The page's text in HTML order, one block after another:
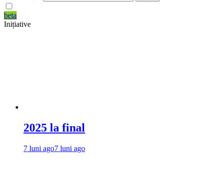
beta
Inițiative
2025 la final
7 luni ago7 luni ago